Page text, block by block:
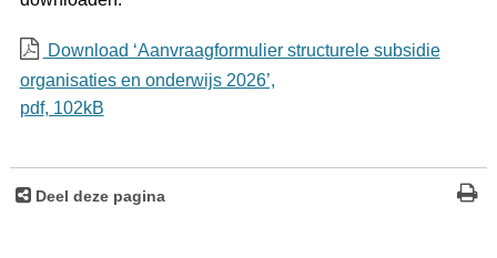
Download ‘Aanvraagformulier structurele subsidie
organisaties en onderwijs 2026’,
pdf, 102kB
Deel deze pagina